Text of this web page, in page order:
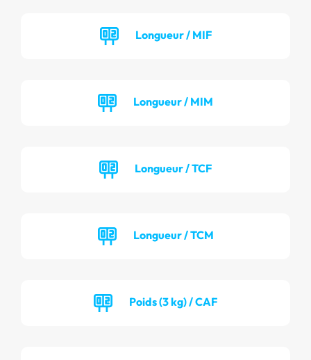
Longueur / MIF
Longueur / MIM
Longueur / TCF
Longueur / TCM
Poids (3 kg) / CAF